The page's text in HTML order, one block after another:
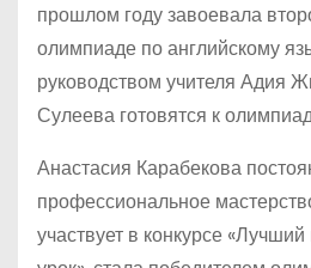
прошлом году завоевала
олимпиаде по английскому
руководством учителя Адия
Сулеева готовятся к
Анастасия Карабекова
профессиональное
участвует в конкурсе